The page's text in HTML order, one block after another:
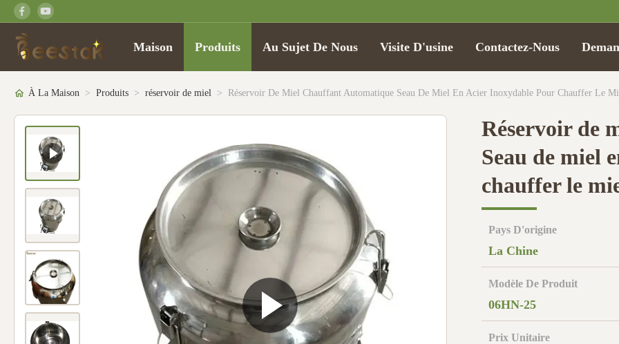
Maison Produits Au Sujet De Nous Visite D'usine Contactez-Nous
À La Maison > Produits > réservoir de miel > Réservoir De Miel Chauffant Automatique Seau De Miel En Acier Inoxydable Pour Chauffer Le
Réservoir de
Seau de miel
chauffer le
Pays D'origine
La Chine
Modèle De Produit
06HN-25
Prix Unitaire